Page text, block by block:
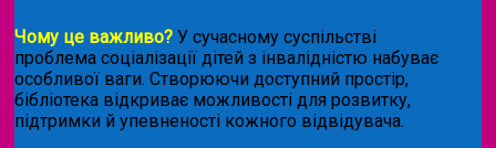
Чому це важливо? У сучасному суспільстві
проблема соціалізації дітей з інвалідністю набуває
особливої ваги. Створюючи доступний простір,
бібліотека відкриває можливості для розвитку,
підтримки й упевненості кожного відвідувача.